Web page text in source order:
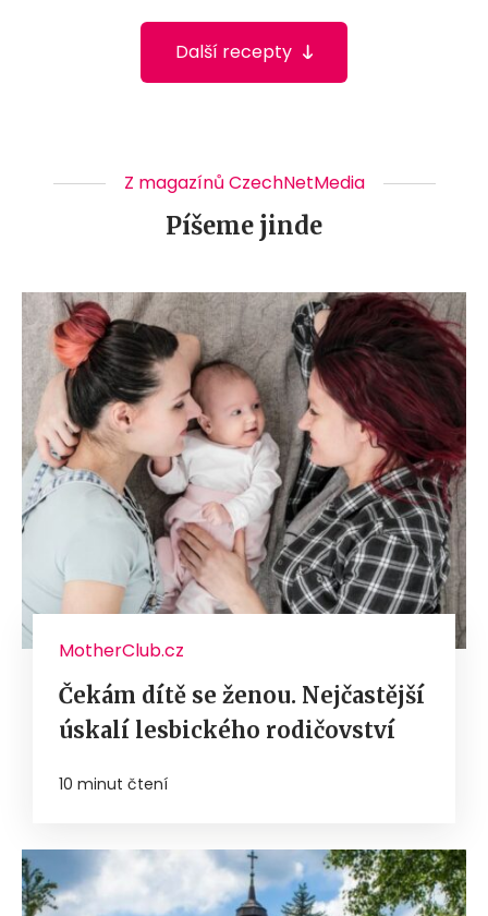
Další recepty
Z magazínů CzechNetMedia
Píšeme jinde
MotherClub.cz
Čekám dítě se ženou. Nejčastější
úskalí lesbického rodičovství
10 minut čtení